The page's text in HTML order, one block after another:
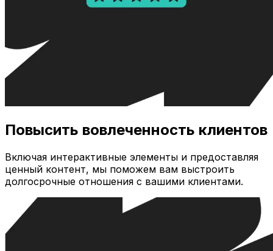
Повысить вовлеченность клиентов
Включая интерактивные элементы и предоставляя
ценный контент, мы поможем вам выстроить
долгосрочные отношения с вашими клиентами.